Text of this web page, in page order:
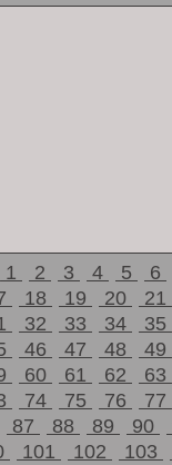
1 2 3 4 5 6
18 19 20 21
32 33 34 35
46 47 48 49
60 61 62 63
74 75 76 77
87
88 89 90
101 102 103